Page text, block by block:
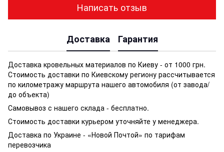
Написать отзыв
Доставка Гарантия
Доставка кровельных материалов по Киеву - от 1000 грн.
Стоимость доставки по Киевскому региону рассчитывается
по километражу маршрута нашего автомобиля (от завода/
до объекта)
Самовывоз с нашего склада - бесплатно.
Стоимость доставки курьером уточняйте у менеджера.
Доставка по Украине - «Новой Почтой» по тарифам
перевозчика